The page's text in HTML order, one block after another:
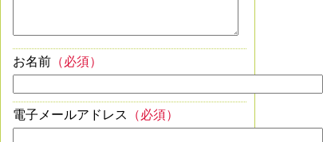
お名前 （必須）
電子メールアドレス （必須）